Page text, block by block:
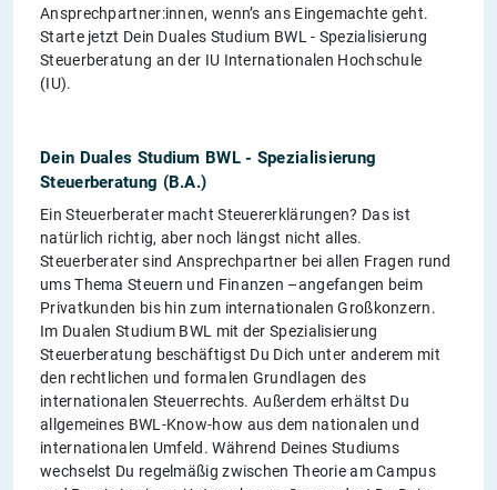
Ansprechpartner:innen, wenn’s ans Eingemachte geht.
Starte jetzt Dein Duales Studium BWL - Spezialisierung
Steuerberatung an der IU Internationalen Hochschule
(IU).
Dein Duales Studium BWL - Spezialisierung
Steuerberatung (B.A.)
Ein Steuerberater macht Steuererklärungen? Das ist
natürlich richtig, aber noch längst nicht alles.
Steuerberater sind Ansprechpartner bei allen Fragen rund
ums Thema Steuern und Finanzen –angefangen beim
Privatkunden bis hin zum internationalen Großkonzern.
Im Dualen Studium BWL mit der Spezialisierung
Steuerberatung beschäftigst Du Dich unter anderem mit
den rechtlichen und formalen Grundlagen des
internationalen Steuerrechts. Außerdem erhältst Du
allgemeines BWL-Know-how aus dem nationalen und
internationalen Umfeld. Während Deines Studiums
wechselst Du regelmäßig zwischen Theorie am Campus